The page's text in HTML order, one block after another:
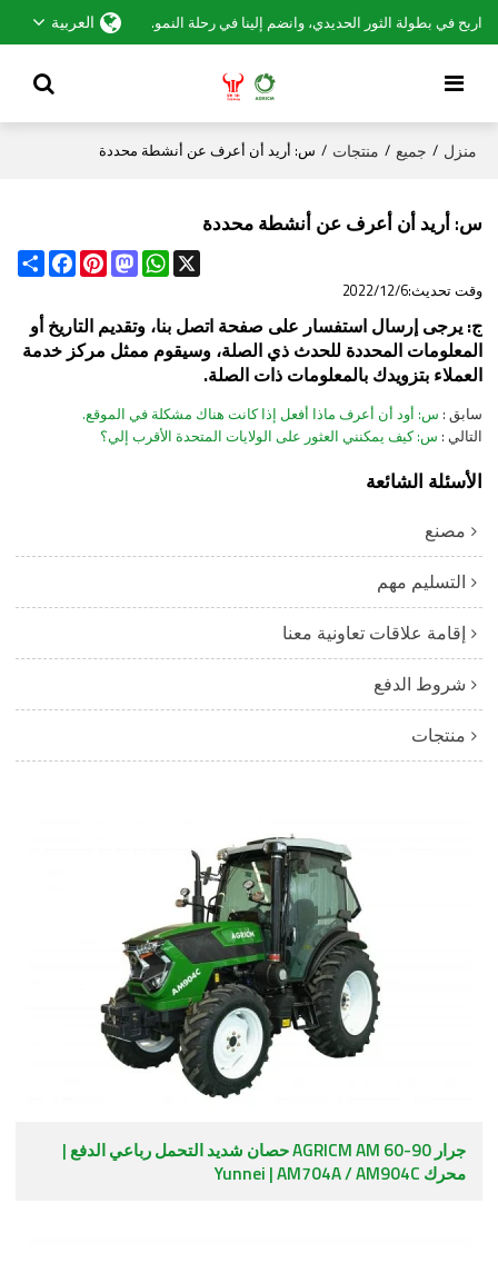
اربح في بطولة الثور الحديدي، وانضم إلينا في رحلة النمو. العربية
منزل / جميع / منتجات / س: أريد أن أعرف عن أنشطة محددة
س: أريد أن أعرف عن أنشطة محددة
Share
FacebookPinterest
MastodonWhatsApp
X
وقت تحديث:2022/12/6
ج: يرجى إرسال استفسار على صفحة اتصل بنا، وتقديم التاريخ أو
المعلومات المحددة للحدث ذي الصلة، وسيقوم ممثل مركز خدمة
العملاء بتزويدك بالمعلومات ذات الصلة.
سابق س: أود أن أعرف ماذا أفعل إذا كانت هناك مشكلة في الموقع.
التالي س: كيف يمكنني العثور على الولايات المتحدة الأقرب إلي؟
الأسئلة الشائعة
مصنع
التسليم مهم
إقامة علاقات تعاونية معنا
شروط الدفع
منتجات
جرار AGRICM AM 60-90 حصان شديد التحمل رباعي الدفع |
محرك Yunnei | AM704A / AM904C